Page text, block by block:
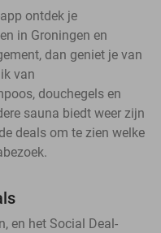
ontdek je
in Groningen en
dan geniet je van
van
douchegels en
sauna biedt weer zijn
deals om te zien welke
en het Social Deal-